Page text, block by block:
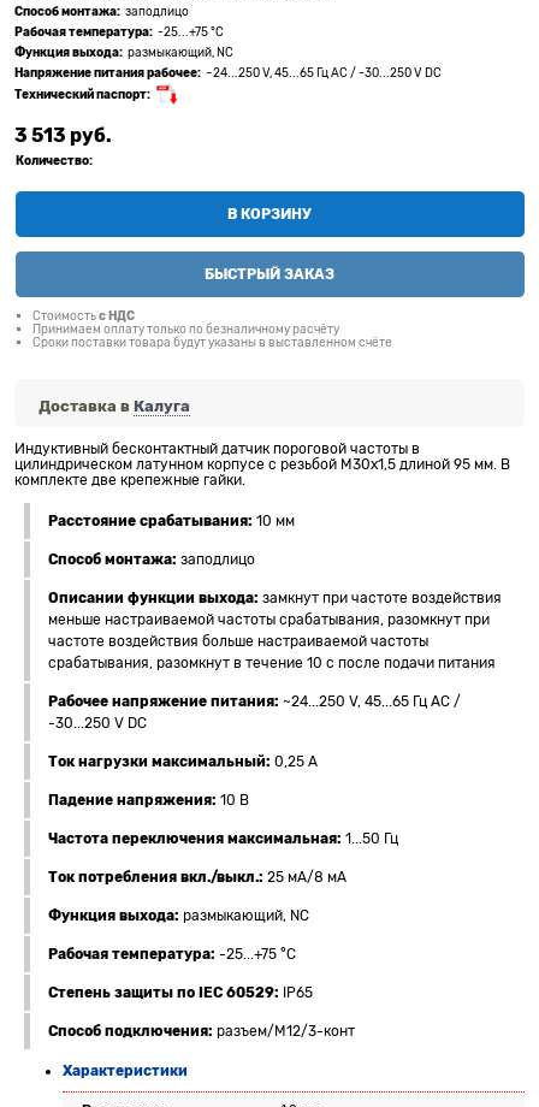
Способ монтажа: заподлицо
Рабочая температура: -25...+75 °C
Функция выхода: размыкающий, NC
Напряжение питания рабочее: ~24...250 V, 45...65 Гц АС / -30...250 V DC
Технический паспорт:
3 513 руб.
Количество:
В КОРЗИНУ
БЫСТРЫЙ ЗАКАЗ
Стоимостьс НДС
Принимаем оплату только по безналичному расчёту
Сроки поставки товара будут указаны в выставленном счёте
Доставка в Калуга
Индуктивный бесконтактный датчик пороговой частоты в
цилиндрическом латунном корпусе с резьбой M30x1,5 длиной 95 мм. В
комплекте две крепежные гайки.
Расстояние срабатывания: 10 мм
Способ монтажа: заподлицо
Описании функции выхода: замкнут при частоте воздействия
меньше настраиваемой частоты срабатывания, разомкнут при
частоте воздействия больше настраиваемой частоты
срабатывания, разомкнут в течение 10 с после подачи питания
Рабочее напряжение питания: ~24...250 V, 45...65 Гц АС /
-30...250 V DC
Ток нагрузки максимальный: 0,25 А
Падение напряжения: 10 В
Частота переключения максимальная: 1...50 Гц
Ток потребления вкл./выкл.: 25 мА/8 мА
Функция выхода: размыкающий, NC
Рабочая температура: -25...+75 °C
Степень защиты по IEC 60529: IP65
Способ подключения: разъем/М12/3-конт
Характеристики